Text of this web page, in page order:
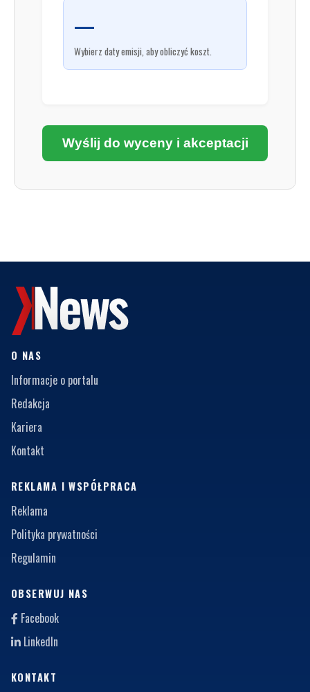
—
Wybierz daty emisji, aby obliczyć koszt.
Wyślij do wyceny i akceptacji
O NAS
Informacje o portalu
Redakcja
Kariera
Kontakt
REKLAMA I WSPÓŁPRACA
Reklama
Polityka prywatności
Regulamin
OBSERWUJ NAS
Facebook
LinkedIn
KONTAKT